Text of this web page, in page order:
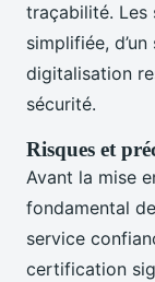
traçabilité. Les
simplifiée,
digitalisation
sécurité.
Risques et
Avant la mise
fondamental
service
certification